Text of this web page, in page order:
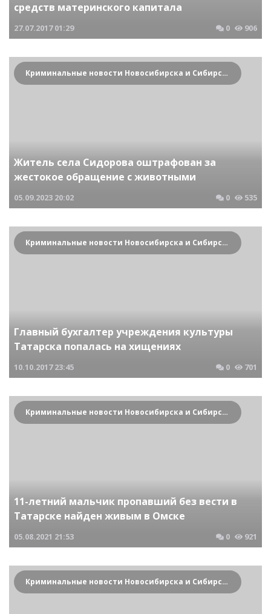
средств материнского капитала
27.07.2017 01:29 0 906
Криминальные новости Новосибирска и Сибирского региона
Житель села Сидорова оштрафован за
жестокое обращение с животными
05.09.2023 20:02 0 535
Криминальные новости Новосибирска и Сибирского региона
Главный бухгалтер учреждения культуры
Татарска попалась на хищениях
10.10.2017 23:45 0 701
Криминальные новости Новосибирска и Сибирского региона
11-летний мальчик пропавший без вести в
Татарске найден живым в Омске
05.08.2021 21:53 0 921
Криминальные новости Новосибирска и Сибирского региона